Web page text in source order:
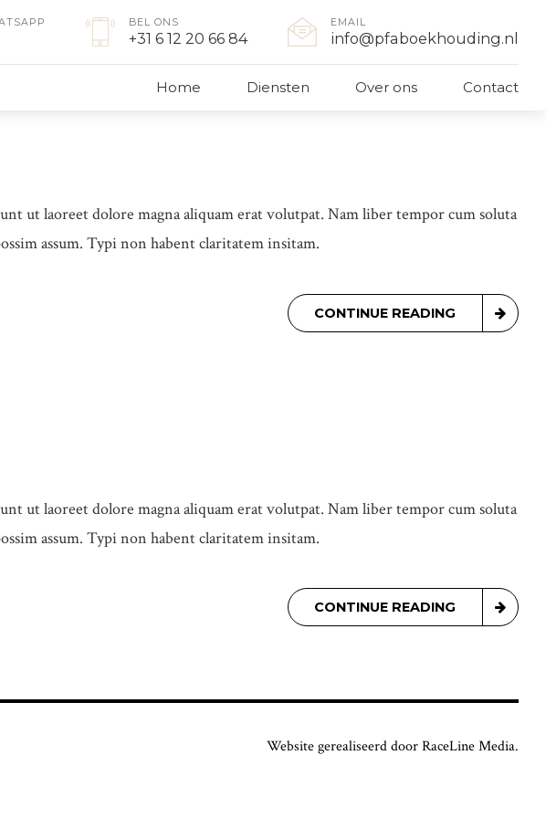
BEL ONS
+31 6 12 20 66 84
EMAIL
info@pfaboekhouding.nl
Home Diensten Over ons Contact
ut laoreet dolore magna aliquam erat volutpat. Nam liber tempor cum soluta
assum. Typi non habent claritatem insitam.
CONTINUE READING
ut laoreet dolore magna aliquam erat volutpat. Nam liber tempor cum soluta
assum. Typi non habent claritatem insitam.
CONTINUE READING
Website gerealiseerd door RaceLine Media.